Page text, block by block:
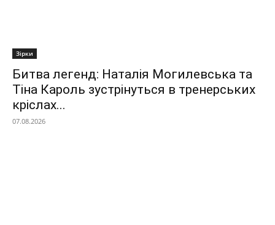
Зірки
Битва легенд: Наталія Могилевська та
Тіна Кароль зустрінуться в тренерських
кріслах...
07.08.2026